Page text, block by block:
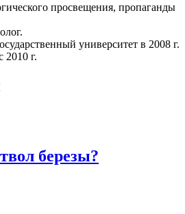
просвещения, пропаганды
университет в 2008 г.
2010 г.
березы?